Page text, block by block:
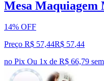
Mesa Maquiagem
14% OFF
Preço R$ 57,44R$ 57,44
no Pix Ou 1x de R$ 66,79